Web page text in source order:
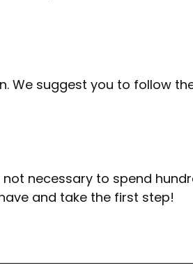
We suggest you to follow
necessary to spend
and take the first step!